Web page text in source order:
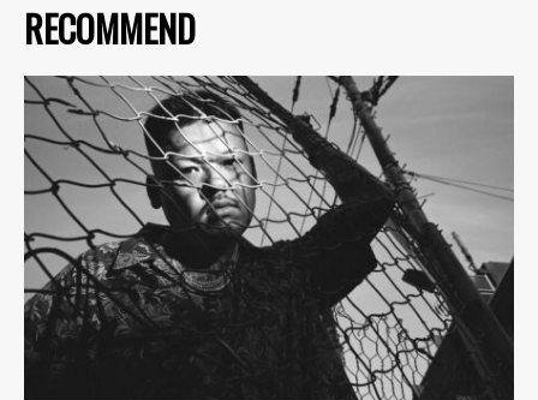
RECOMMEND